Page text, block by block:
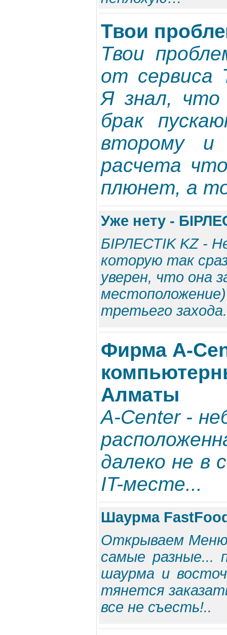
Твои
Твои
от сервиса
Я знал, что
брак
второму и
расчета
плюнет, а
Уже нету -
БIРЛЕСТIK KZ -
которую так
уверен, что она
третьего
Фирма A-
Алматы
A-Center -
далеко не в
IT-месте...
Шаурма
Открываем
самые разные...
шаурма и
тянется
все не съесть!..